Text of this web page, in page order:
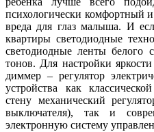
психологически комфортный
вреда для глаз малыша. И
квартиры светодиодные
светодиодные ленты белого
тонов. Для настройки
диммер – регулятор
устройства как
стену механический
выключателя), так и
электронную систему